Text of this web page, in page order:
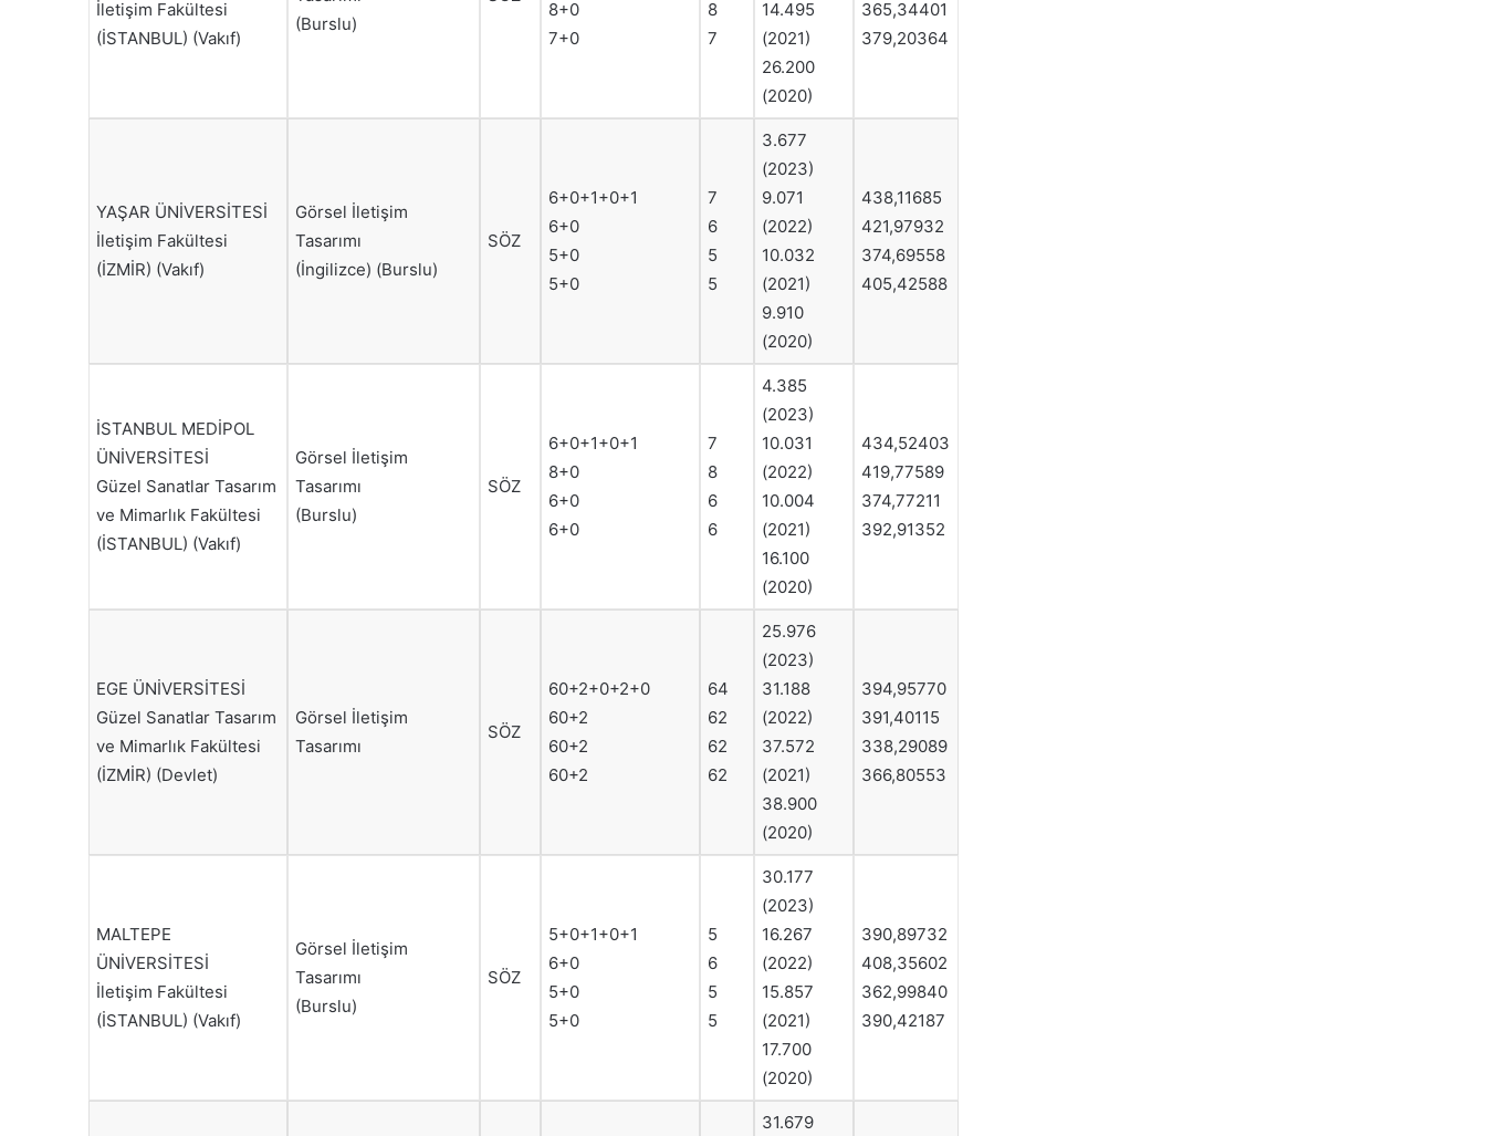
İletişim Fakültesi
(İSTANBUL) (Vakıf)
(Burslu)
8+0
7+0
8
7
14.495
(2021)
26.200
(2020)
365,34401
379,20364
YAŞAR ÜNİVERSİTESİ
İletişim Fakültesi
(İZMİR) (Vakıf)
Görsel İletişim
Tasarımı
(İngilizce) (Burslu)
SÖZ
6+0+1+0+1
6+0
5+0
5+0
7
6
5
5
3.677
(2023)
9.071
(2022)
10.032
(2021)
9.910
(2020)
438,11685
421,97932
374,69558
405,42588
İSTANBUL MEDİPOL
ÜNİVERSİTESİ
Güzel Sanatlar Tasarım
ve Mimarlık Fakültesi
(İSTANBUL) (Vakıf)
Görsel İletişim
Tasarımı
(Burslu)
SÖZ
6+0+1+0+1
8+0
6+0
6+0
7
8
6
6
4.385
(2023)
10.031
(2022)
10.004
(2021)
16.100
(2020)
434,52403
419,77589
374,77211
392,91352
EGE ÜNİVERSİTESİ
Güzel Sanatlar Tasarım
ve Mimarlık Fakültesi
(İZMİR) (Devlet)
Görsel İletişim
Tasarımı
SÖZ
60+2+0+2+0
60+2
60+2
60+2
64
62
62
62
25.976
(2023)
31.188
(2022)
37.572
(2021)
38.900
(2020)
394,95770
391,40115
338,29089
366,80553
MALTEPE
ÜNİVERSİTESİ
İletişim Fakültesi
(İSTANBUL) (Vakıf)
Görsel İletişim
Tasarımı
(Burslu)
SÖZ
5+0+1+0+1
6+0
5+0
5+0
5
6
5
5
30.177
(2023)
16.267
(2022)
15.857
(2021)
17.700
(2020)
390,89732
408,35602
362,99840
390,42187
31.679